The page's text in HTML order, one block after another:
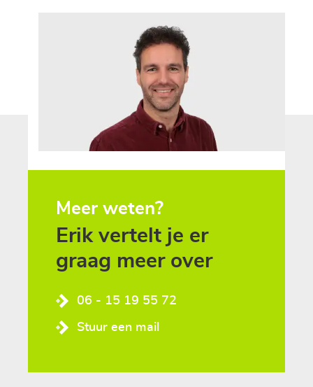
Meer weten?
Erik vertelt je er
graag meer over
06 - 15 19 55 72
Stuur een mail